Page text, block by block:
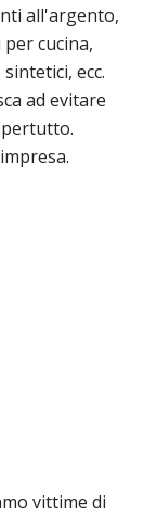
all'argento,
cucina,
ecc.
ad evitare
vittime di